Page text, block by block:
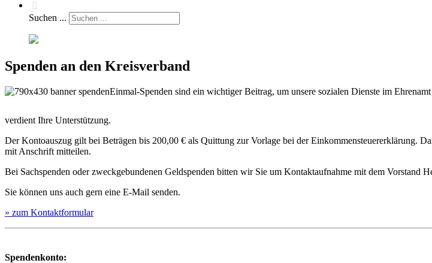
Suchen ...
Spenden an den Kreisverband
Einmal-Spenden sind ein wichtiger Beitrag, um unsere sozialen Dienste im
verdient Ihre Unterstützung.
Der Kontoauszug gilt bei Beträgen bis 200,00 € als Quittung zur Vorlage bei der Einkommensteuererklärung.
mit Anschrift mitteilen.
Bei Sachspenden oder zweckgebundenen Geldspenden bitten wir Sie um Kontaktaufnahme mit dem Vorstand
Sie können uns auch gern eine E-Mail senden.
» zum Kontaktformular
Spendenkonto: